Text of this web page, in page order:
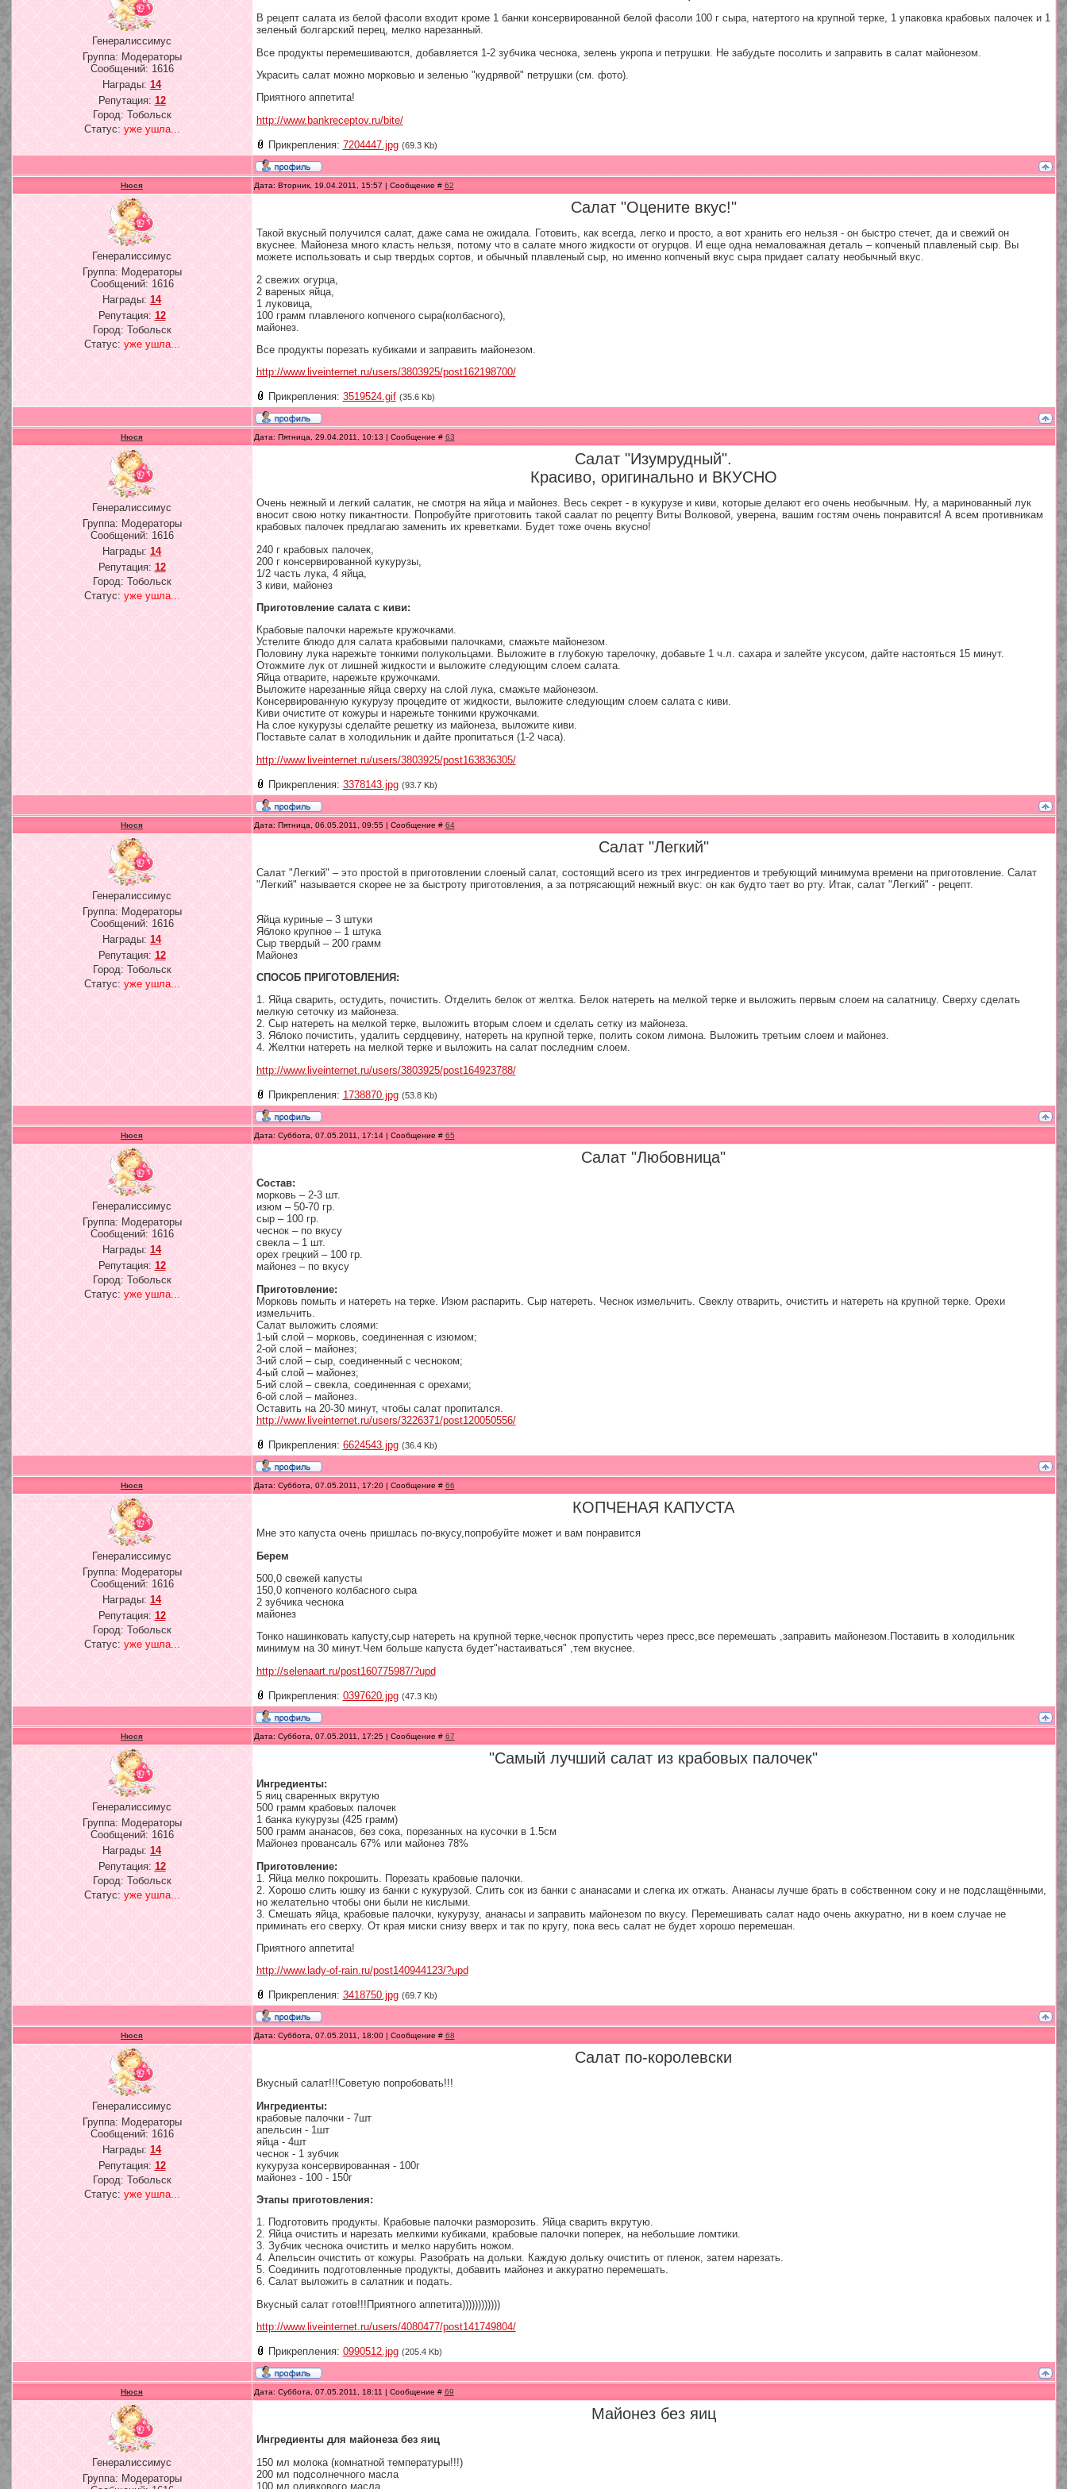
Генералиссимус
Группа: Модераторы
Сообщений: 1616
Награды: 14
Репутация: 12
Город: Тобольск
Статус: уже ушла...
В рецепт салата из белой фасоли входит кроме 1 банки консервированной белой фасоли 100 г сыра, натертого на крупной терке, 1 упаковка крабовых палочек и 1
зеленый болгарский перец, мелко нарезанный.
Все продукты перемешиваются, добавляется 1-2 зубчика чеснока, зелень укропа и петрушки. Не забудьте посолить и заправить в салат майонезом.
Украсить салат можно морковью и зеленью "кудрявой" петрушки (см. фото).
Приятного аппетита!
http://www.bankreceptov.ru/bite/
Прикрепления: 7204447.jpg (69.3 Kb)
Нюся Дата: Вторник, 19.04.2011, 15:57 | Сообщение # 62
Генералиссимус
Группа: Модераторы
Сообщений: 1616
Награды: 14
Репутация: 12
Город: Тобольск
Статус: уже ушла...
Салат "Оцените вкус!"
Такой вкусный получился салат, даже сама не ожидала. Готовить, как всегда, легко и просто, а вот хранить его нельзя - он быстро стечет, да и свежий он
вкуснее. Майонеза много класть нельзя, потому что в салате много жидкости от огурцов. И еще одна немаловажная деталь – копченый плавленый сыр. Вы
можете использовать и сыр твердых сортов, и обычный плавленый сыр, но именно копченый вкус сыра придает салату необычный вкус.
2 свежих огурца,
2 вареных яйца,
1 луковица,
100 грамм плавленого копченого сыра(колбасного),
майонез.
Все продукты порезать кубиками и заправить майонезом.
http://www.liveinternet.ru/users/3803925/post162198700/
Прикрепления: 3519524.gif (35.6 Kb)
Нюся Дата: Пятница, 29.04.2011, 10:13 | Сообщение # 63
Генералиссимус
Группа: Модераторы
Сообщений: 1616
Награды: 14
Репутация: 12
Город: Тобольск
Статус: уже ушла...
Салат "Изумрудный".
Красиво, оригинально и ВКУСНО
Очень нежный и легкий салатик, не смотря на яйца и майонез. Весь секрет - в кукурузе и киви, которые делают его очень необычным. Ну, а маринованный лук
вносит свою нотку пикантности. Попробуйте приготовить такой саалат по рецепту Виты Волковой, уверена, вашим гостям очень понравится! А всем противникам
крабовых палочек предлагаю заменить их креветками. Будет тоже очень вкусно!
240 г крабовых палочек,
200 г консервированной кукурузы,
1/2 часть лука, 4 яйца,
3 киви, майонез
Приготовление салата с киви:
Крабовые палочки нарежьте кружочками.
Устелите блюдо для салата крабовыми палочками, смажьте майонезом.
Половину лука нарежьте тонкими полукольцами. Выложите в глубокую тарелочку, добавьте 1 ч.л. сахара и залейте уксусом, дайте настояться 15 минут.
Отожмите лук от лишней жидкости и выложите следующим слоем салата.
Яйца отварите, нарежьте кружочками.
Выложите нарезанные яйца сверху на слой лука, смажьте майонезом.
Консервированную кукурузу процедите от жидкости, выложите следующим слоем салата с киви.
Киви очистите от кожуры и нарежьте тонкими кружочками.
На слое кукурузы сделайте решетку из майонеза, выложите киви.
Поставьте салат в холодильник и дайте пропитаться (1-2 часа).
http://www.liveinternet.ru/users/3803925/post163836305/
Прикрепления: 3378143.jpg (93.7 Kb)
Нюся Дата: Пятница, 06.05.2011, 09:55 | Сообщение # 64
Генералиссимус
Группа: Модераторы
Сообщений: 1616
Награды: 14
Репутация: 12
Город: Тобольск
Статус: уже ушла...
Салат "Легкий"
Салат "Легкий" – это простой в приготовлении слоеный салат, состоящий всего из трех ингредиентов и требующий минимума времени на приготовление. Салат
"Легкий" называется скорее не за быстроту приготовления, а за потрясающий нежный вкус: он как будто тает во рту. Итак, салат "Легкий" - рецепт.
Яйца куриные – 3 штуки
Яблоко крупное – 1 штука
Сыр твердый – 200 грамм
Майонез
СПОСОБ ПРИГОТОВЛЕНИЯ:
1. Яйца сварить, остудить, почистить. Отделить белок от желтка. Белок натереть на мелкой терке и выложить первым слоем на салатницу. Сверху сделать
мелкую сеточку из майонеза.
2. Сыр натереть на мелкой терке, выложить вторым слоем и сделать сетку из майонеза.
3. Яблоко почистить, удалить сердцевину, натереть на крупной терке, полить соком лимона. Выложить третьим слоем и майонез.
4. Желтки натереть на мелкой терке и выложить на салат последним слоем.
http://www.liveinternet.ru/users/3803925/post164923788/
Прикрепления: 1738870.jpg (53.8 Kb)
Нюся Дата: Суббота, 07.05.2011, 17:14 | Сообщение # 65
Генералиссимус
Группа: Модераторы
Сообщений: 1616
Награды: 14
Репутация: 12
Город: Тобольск
Статус: уже ушла...
Салат "Любовница"
Состав:
морковь – 2-3 шт.
изюм – 50-70 гр.
сыр – 100 гр.
чеснок – по вкусу
свекла – 1 шт.
орех грецкий – 100 гр.
майонез – по вкусу
Приготовление:
Морковь помыть и натереть на терке. Изюм распарить. Сыр натереть. Чеснок измельчить. Свеклу отварить, очистить и натереть на крупной терке. Орехи
измельчить.
Салат выложить слоями:
1-ый слой – морковь, соединенная с изюмом;
2-ой слой – майонез;
3-ий слой – сыр, соединенный с чесноком;
4-ый слой – майонез;
5-ий слой – свекла, соединенная с орехами;
6-ой слой – майонез.
Оставить на 20-30 минут, чтобы салат пропитался.
http://www.liveinternet.ru/users/3226371/post120050556/
Прикрепления: 6624543.jpg (36.4 Kb)
Нюся Дата: Суббота, 07.05.2011, 17:20 | Сообщение # 66
Генералиссимус
Группа: Модераторы
Сообщений: 1616
Награды: 14
Репутация: 12
Город: Тобольск
Статус: уже ушла...
КОПЧЕНАЯ КАПУСТА
Мне это капуста очень пришлась по-вкусу,попробуйте может и вам понравится
Берем
500,0 свежей капусты
150,0 копченого колбасного сыра
2 зубчика чеснока
майонез
Тонко нашинковать капусту,сыр натереть на крупной терке,чеснок пропустить через пресс,все перемешать ,заправить майонезом.Поставить в холодильник
минимум на 30 минут.Чем больше капуста будет"настаиваться" ,тем вкуснее.
http://selenaart.ru/post160775987/?upd
Прикрепления: 0397620.jpg (47.3 Kb)
Нюся Дата: Суббота, 07.05.2011, 17:25 | Сообщение # 67
Генералиссимус
Группа: Модераторы
Сообщений: 1616
Награды: 14
Репутация: 12
Город: Тобольск
Статус: уже ушла...
"Самый лучший салат из крабовых палочек"
Ингредиенты:
5 яиц сваренных вкрутую
500 грамм крабовых палочек
1 банка кукурузы (425 грамм)
500 грамм ананасов, без сока, порезанных на кусочки в 1.5см
Майонез провансаль 67% или майонез 78%
Приготовление:
1. Яйца мелко покрошить. Порезать крабовые палочки.
2. Хорошо слить юшку из банки с кукурузой. Слить сок из банки с ананасами и слегка их отжать. Ананасы лучше брать в собственном соку и не подслащёнными,
но желательно чтобы они были не кислыми.
3. Смешать яйца, крабовые палочки, кукурузу, ананасы и заправить майонезом по вкусу. Перемешивать салат надо очень аккуратно, ни в коем случае не
приминать его сверху. От края миски снизу вверх и так по кругу, пока весь салат не будет хорошо перемешан.
Приятного аппетита!
http://www.lady-of-rain.ru/post140944123/?upd
Прикрепления: 3418750.jpg (69.7 Kb)
Нюся Дата: Суббота, 07.05.2011, 18:00 | Сообщение # 68
Генералиссимус
Группа: Модераторы
Сообщений: 1616
Награды: 14
Репутация: 12
Город: Тобольск
Статус: уже ушла...
Салат по-королевски
Вкусный салат!!!Советую попробовать!!!
Ингредиенты:
крабовые палочки - 7шт
апельсин - 1шт
яйца - 4шт
чеснок - 1 зубчик
кукуруза консервированная - 100г
майонез - 100 - 150г
Этапы приготовления:
1. Подготовить продукты. Крабовые палочки разморозить. Яйца сварить вкрутую.
2. Яйца очистить и нарезать мелкими кубиками, крабовые палочки поперек, на небольшие ломтики.
3. Зубчик чеснока очистить и мелко нарубить ножом.
4. Апельсин очистить от кожуры. Разобрать на дольки. Каждую дольку очистить от пленок, затем нарезать.
5. Соединить подготовленные продукты, добавить майонез и аккуратно перемешать.
6. Салат выложить в салатник и подать.
Вкусный салат готов!!!Приятного аппетита))))))))))))
http://www.liveinternet.ru/users/4080477/post141749804/
Прикрепления: 0990512.jpg (205.4 Kb)
Нюся Дата: Суббота, 07.05.2011, 18:11 | Сообщение # 69
Генералиссимус
Группа: Модераторы
Майонез без яиц
Ингредиенты для майонеза без яиц
150 мл молока (комнатной температуры!!!)
200 мл подсолнечного масла
100 мл оливкового масла